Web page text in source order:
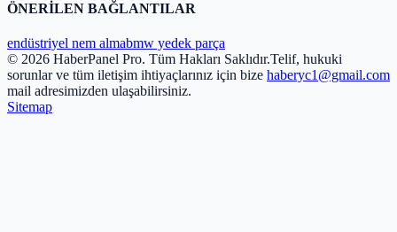
ÖNERİLEN BAĞLANTILAR
endüstriyel nem almabmw yedek parça
© 2026 HaberPanel Pro. Tüm Hakları Saklıdır.Telif, hukuki
sorunlar ve tüm iletişim ihtiyaçlarınız için bize haberyc1@gmail.com
mail adresimizden ulaşabilirsiniz.
Sitemap